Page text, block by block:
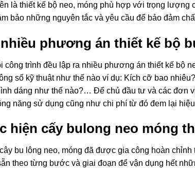
là thiết kế bộ neo, móng phù hợp với trọng lượng
bảo những nguyên tắc và yêu cầu để bảo đảm
phương án thiết kế bộ
công trình đều lập ra nhiều phương án thiết kế bộ
số kỹ thuật như thế nào ví dụ: Kích cỡ bao
dáng như thế nào?… Để chủ đầu tư và các đơn
năng sử dụng cũng như chi phí từ đó đem lại
hiện cấy bulong neo móng
bu lông neo, móng đã được gia công hoàn
theo từng bước và giai đoạn để vận dụng hết